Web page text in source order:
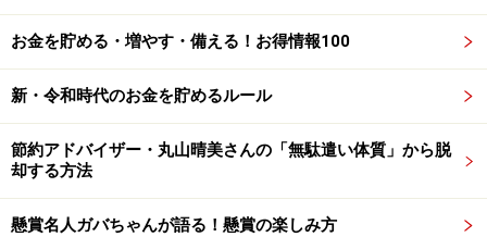
お金を貯める・増やす・備える！お得情報100
新・令和時代のお金を貯めるルール
節約アドバイザー・丸山晴美さんの「無駄遣い体質」から脱
却する方法
懸賞名人ガバちゃんが語る！懸賞の楽しみ方